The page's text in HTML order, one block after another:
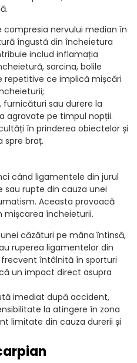
nervului median în
îngustă din încheietura
includ inflamația
sarcina, bolile
repetitive ce implică mișcări
sau durere la
agravate pe timpul nopții.
în prinderea obiectelor și
spre braț.
când ligamentele din jurul
rupte din cauza unei
Aceasta provoacă
mișcarea încheieturii.
căzături pe mâna întinsă,
ruperea ligamentelor din
întâlnită în sporturi
un impact direct asupra
imediat după accident,
la atingere în zona
limitate din cauza durerii și